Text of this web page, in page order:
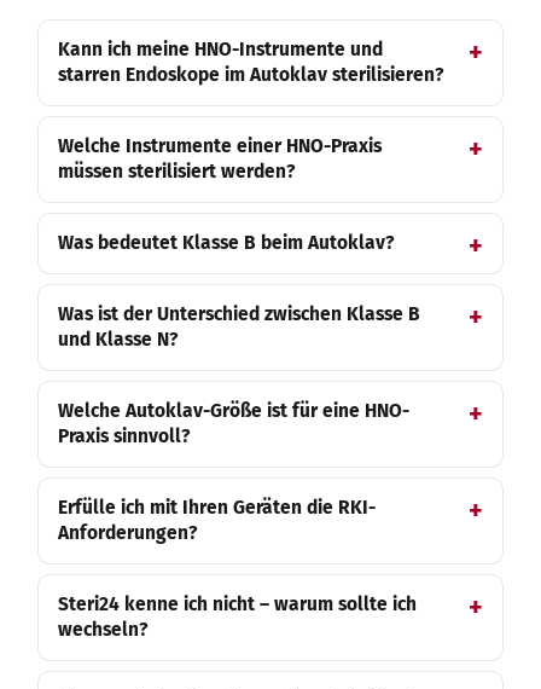
Kann ich meine HNO-Instrumente und
starren Endoskope im Autoklav sterilisieren?
Welche Instrumente einer HNO-Praxis
müssen sterilisiert werden?
Was bedeutet Klasse B beim Autoklav?
Was ist der Unterschied zwischen Klasse B
und Klasse N?
Welche Autoklav-Größe ist für eine HNO-
Praxis sinnvoll?
Erfülle ich mit Ihren Geräten die RKI-
Anforderungen?
Steri24 kenne ich nicht – warum sollte ich
wechseln?